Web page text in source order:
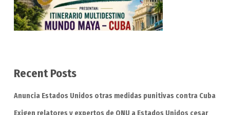
Recent Posts
Anuncia Estados Unidos otras medidas punitivas contra Cuba